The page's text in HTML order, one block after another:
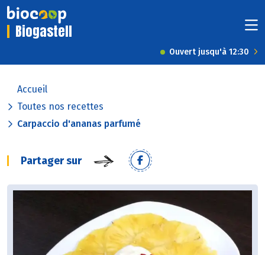
Biogastell
Ouvert jusqu'à 12:30
Accueil
Toutes nos recettes
Carpaccio d'ananas parfumé
Partager sur